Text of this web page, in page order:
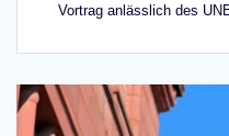
Vortrag anlässlich des